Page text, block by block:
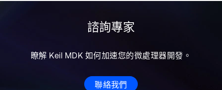
諮詢專家
瞭解 Keil MDK 如何加速您的微處理器開發。
聯絡我們